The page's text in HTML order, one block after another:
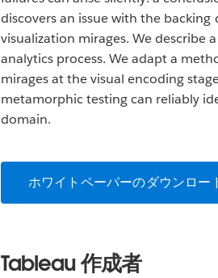
discovers an issue with the
visualization mirages. We describe
analytics process. We adapt a
mirages at the visual encoding
metamorphic testing can reliably
domain.
ホワイトペーパーのダウンロー
Tableau 作成者